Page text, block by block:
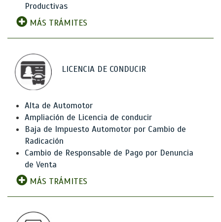
Productivas
MÁS TRÁMITES
LICENCIA DE CONDUCIR
Alta de Automotor
Ampliación de Licencia de conducir
Baja de Impuesto Automotor por Cambio de
Radicación
Cambio de Responsable de Pago por Denuncia
de Venta
MÁS TRÁMITES